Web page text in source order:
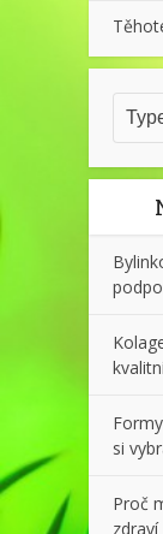
si
Proč
zdraví